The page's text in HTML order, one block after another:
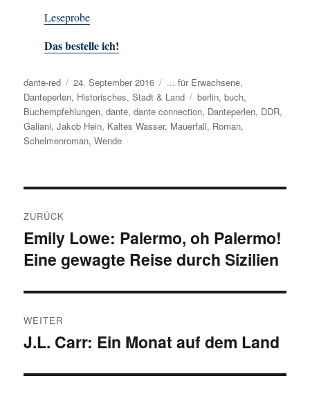
Leseprobe
Das bestelle ich!
Autor
dante-red
Veröffentlicht
am
24. September 2016 Kategorien
... für Erwachsene,
Danteperlen, Historisches,Stadt & Land Schlagwörter
berlin,buch,
Buchempfehlungen,dante,dante connection, Danteperlen, DDR,
Galiani,Jakob Hein, Kaltes Wasser, Mauerfall, Roman,
Schelmenroman,Wende
ZURÜCK
Vorheriger
Beitrag:
Emily Lowe: Palermo, oh Palermo!
Eine gewagte Reise durch Sizilien
WEITER
Nächster
J.L. Carr: Ein Monat auf dem Land